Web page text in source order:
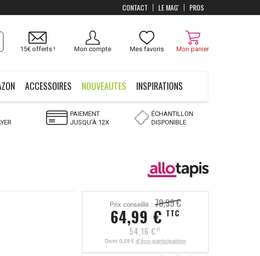
Mon panier
Mes favoris
Mon compte
15€ offerts !
ACCESSOIRES NOUVEAUTES INSPIRATIONS
PAIEMENT
JUSQU'À 12X
ÉCHANTILLON
DISPONIBLE
Prix conseillé : 79,99 €
64,99 € TTC
54,16 € HT
Dont 0,19 € d'éco-participation
PROS
LE MAG'
CONTACT
OFFERTSdès 100 €